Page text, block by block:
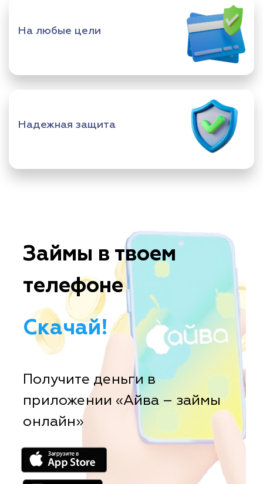
На любые цели
Надежная защита
Займы в твоем
телефоне
Скачай!
Получите деньги в
приложении «Айва – займы
онлайн»